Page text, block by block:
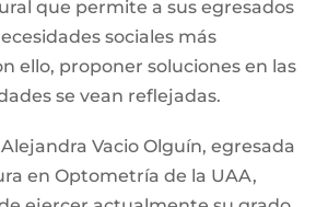
Ciencias de la Salud, dirige
Vázquez Ruvalcaba y Juan
el estudio de desarrollo
el cual cuenta con la
enfocar gran parte de sus
(IP) al fortalecimiento
son impartidas a jóvenes y